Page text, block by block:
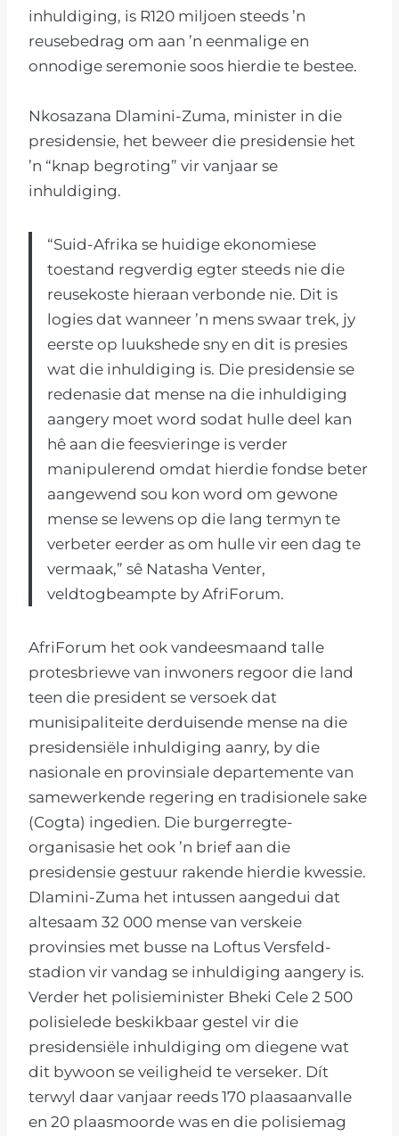
inhuldiging, is R120 miljoen steeds ’n
reusebedrag om aan ’n eenmalige en
onnodige seremonie soos hierdie te bestee.
Nkosazana Dlamini-Zuma, minister in die
presidensie, het beweer die presidensie het
’n “knap begroting” vir vanjaar se
inhuldiging.
“Suid-Afrika se huidige ekonomiese
toestand regverdig egter steeds nie die
reusekoste hieraan verbonde nie. Dit is
logies dat wanneer ’n mens swaar trek, jy
eerste op luukshede sny en dit is presies
wat die inhuldiging is. Die presidensie se
redenasie dat mense na die inhuldiging
aangery moet word sodat hulle deel kan
hê aan die feesvieringe is verder
manipulerend omdat hierdie fondse beter
aangewend sou kon word om gewone
mense se lewens op die lang termyn te
verbeter eerder as om hulle vir een dag te
vermaak,” sê Natasha Venter,
veldtogbeampte by AfriForum.
AfriForum het ook vandeesmaand talle
protesbriewe van inwoners regoor die land
teen die president se versoek dat
munisipaliteite derduisende mense na die
presidensiële inhuldiging aanry, by die
nasionale en provinsiale departemente van
samewerkende regering en tradisionele sake
(Cogta) ingedien. Die burgerregte-
organisasie het ook ’n brief aan die
presidensie gestuur rakende hierdie kwessie.
Dlamini-Zuma het intussen aangedui dat
altesaam 32 000 mense van verskeie
provinsies met busse na Loftus Versfeld-
stadion vir vandag se inhuldiging aangery is.
Verder het polisieminister Bheki Cele 2 500
polisielede beskikbaar gestel vir die
presidensiële inhuldiging om diegene wat
dit bywoon se veiligheid te verseker. Dít
terwyl daar vanjaar reeds 170 plaasaanvalle
en 20 plaasmoorde was en die polisiemag